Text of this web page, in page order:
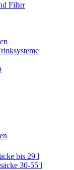
Filter
bis 29 l
30-55 l